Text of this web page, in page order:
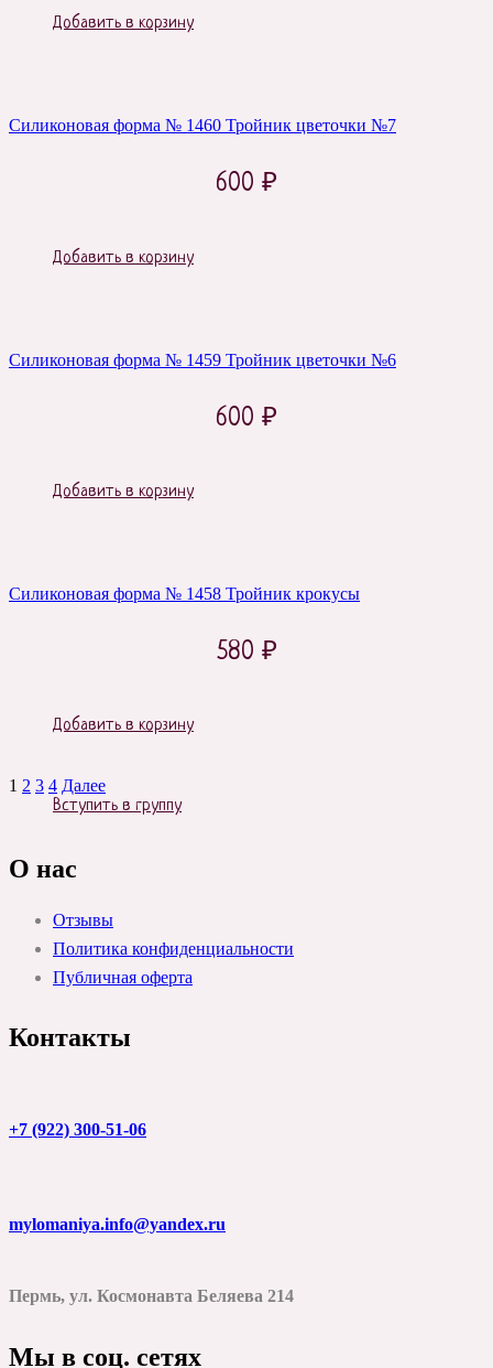
Добавить в корзину
Силиконовая форма № 1460 Тройник цветочки №7
600 ₽
Добавить в корзину
Силиконовая форма № 1459 Тройник цветочки №6
600 ₽
Добавить в корзину
Силиконовая форма № 1458 Тройник крокусы
580 ₽
Добавить в корзину
1 2 3 4 Далее
Вступить в группу
О нас
Отзывы
Политика конфиденциальности
Публичная оферта
Контакты
+7 (922) 300-51-06
mylomaniya.info@yandex.ru
Пермь, ул. Космонавта Беляева 214
Мы в соц. сетях